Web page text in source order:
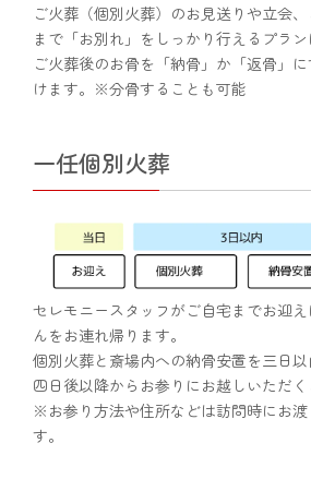
ご火葬（個別火葬）のお見送りや立会
まで「お別れ」をしっかり行えるプラン
ご火葬後のお骨を「納骨」か「返骨」
けます。※分骨することも可能
一任個別火葬
セレモニースタッフがご自宅までお迎
んをお連れ帰ります。
個別火葬と斎場内への納骨安置を三日以
四日後以降からお参りにお越しいただく
※お参り方法や住所などは訪問時にお渡
す。